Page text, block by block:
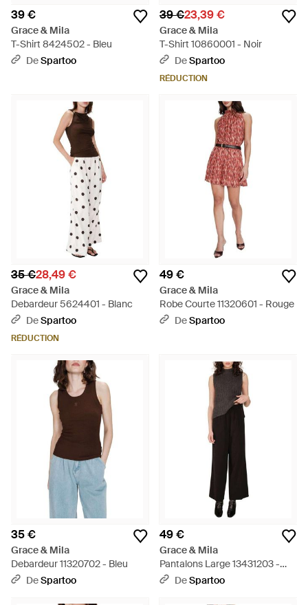
39 €
Grace & Mila
T-Shirt 8424502 - Bleu
DeSpartoo
39 €23,39 €
Grace & Mila
T-Shirt 10860001 - Noir
DeSpartoo
RÉDUCTION
35 €28,49 €
Grace & Mila
Debardeur 5624401 - Blanc
DeSpartoo
RÉDUCTION
49 €
Grace & Mila
Robe Courte 11320601 - Rouge
DeSpartoo
35 €
Grace & Mila
Debardeur 11320702 - Bleu
DeSpartoo
49 €
Grace & Mila
Pantalons Large 13431203 -
NoirDeSpartoo